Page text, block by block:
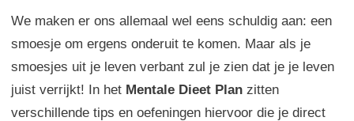
We maken er ons allemaal wel eens schuldig aan: een
smoesje om ergens onderuit te komen. Maar als je
smoesjes uit je leven verbant zul je zien dat je je leven
juist verrijkt! In het Mentale Dieet Plan zitten
verschillende tips en oefeningen hiervoor die je direct